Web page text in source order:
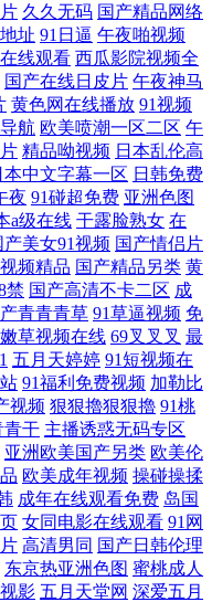
久久无码 国产精品网络
址 91日逼 午夜啪视频
线观看 西瓜影院视频全
国产在线日皮片 午夜神马
黄色网在线播放 91视频
航 欧美喷潮一区二区 午
精品呦视频 日本乱伦高
本中文字幕一区 日韩免费
夜 91碰超免费 亚洲色图
a级在线 干露脸熟女 在
产美女91视频 国产情侣片
频精品 国产精品另类 黄
禁 国产高清不卡二区 成
青青青草 91草逼视频 免
草视频在线 69叉叉叉 最
五月天婷婷 91短视频在
91福利免费视频 加勒比
视频 狠狠擼狠狠擼 91桃
青干 主播诱惑无码专区
亚洲欧美国产另类 欧美伦
欧美成年视频 操碰操揉
成年在线观看免费 岛国
女同电影在线观看 91网
高清男同 国产日韩伦理
东京热亚洲色图 蜜桃成人
影 五月天堂网 深爱五月